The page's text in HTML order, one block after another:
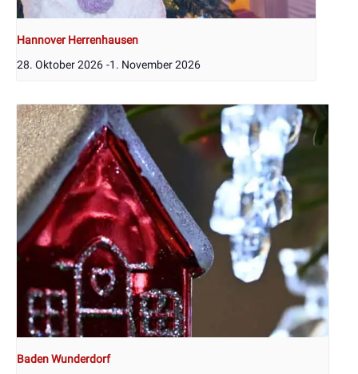
Hannover Herrenhausen
28. Oktober 2026 -1. November 2026
Baden Wunderdorf